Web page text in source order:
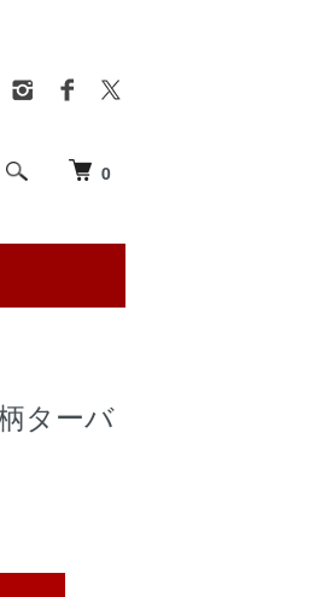
0
ターバ